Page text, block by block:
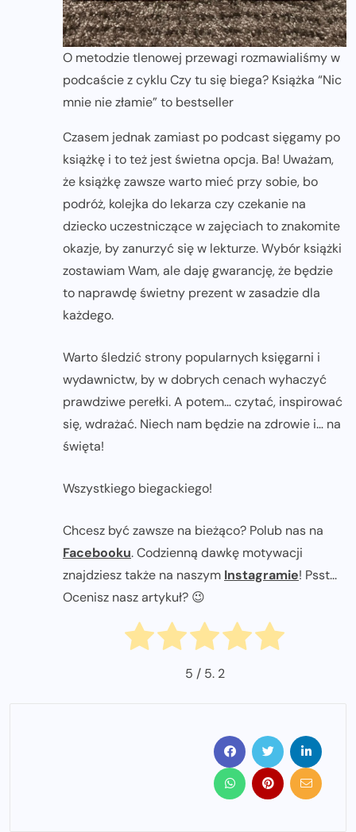
O metodzie tlenowej przewagi rozmawialiśmy w
podcaście z cyklu Czy tu się biega? Książka “Nic
mnie nie złamie” to bestseller
Czasem jednak zamiast po podcast sięgamy po
książkę i to też jest świetna opcja. Ba! Uważam,
że książkę zawsze warto mieć przy sobie, bo
podróż, kolejka do lekarza czy czekanie na
dziecko uczestniczące w zajęciach to znakomite
okazje, by zanurzyć się w lekturze. Wybór książki
zostawiam Wam, ale daję gwarancję, że będzie
to naprawdę świetny prezent w zasadzie dla
każdego.
Warto śledzić strony popularnych księgarni i
wydawnictw, by w dobrych cenach wyhaczyć
prawdziwe perełki. A potem… czytać, inspirować
się, wdrażać. Niech nam będzie na zdrowie i… na
święta!
Wszystkiego biegackiego!
Chcesz być zawsze na bieżąco? Polub nas na
Facebooku. Codzienną dawkę motywacji
znajdziesz także na naszym Instagramie! Psst...
Ocenisz nasz artykuł? 😉
5 / 5. 2